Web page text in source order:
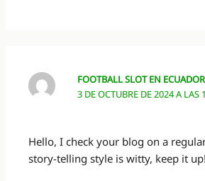
FOOTBALL SLOT EN ECUADOR
3 DE OCTUBRE DE 2024 A LAS
Hello, I check your blog on a
story-telling style is witty, keep it up!